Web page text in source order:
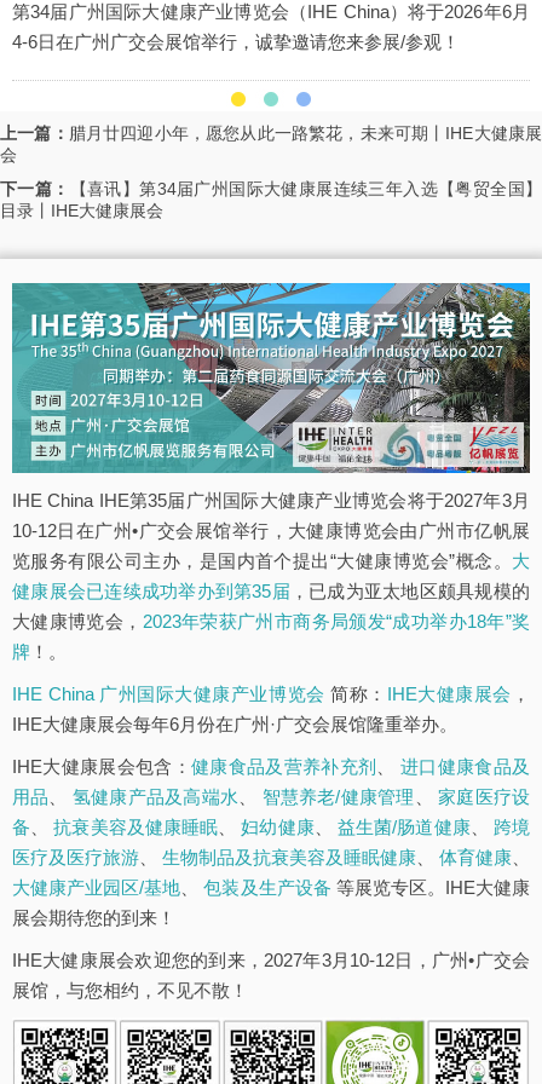
第34届广州国际大健康产业博览会（IHE China）将于2026年6月
4-6日在广州广交会展馆举行，诚挚邀请您来参展/参观！
上一篇： 腊月廿四迎小年，愿您从此一路繁花，未来可期丨IHE大健康展
会
下一篇：
【喜讯】第34届广州国际大健康展连续三年入选【粤贸全国】
目录丨IHE大健康展会
IHE China IHE第35届广州国际大健康产业博览会将于2027年3月
10-12日在广州•广交会展馆举行，大健康博览会由广州市亿帆展
览服务有限公司主办，是国内首个提出“大健康博览会”概念。 大
健康展会已连续成功举办到第35届 ，已成为亚太地区颇具规模的
大健康博览会， 2023年荣获广州市商务局颁发“成功举办18年”奖
牌 ！。
IHE China 广州国际大健康产业博览会 简称： IHE大健康展会 ，
IHE大健康展会每年6月份在广州·广交会展馆隆重举办。
IHE大健康展会包含： 健康食品及营养补充剂 、进口健康食品及
用品
氢健康产品及高端水 智慧养老/健康管理 、家庭医疗设
备 、抗衰美容及健康睡眠 、妇幼健康、 益生菌/肠道健康、 跨境
医疗及医疗旅游
生物制品及抗衰美容及睡眠健康 体育健康
大健康产业园区/基地 、包装及生产设备 等展览专区。IHE大健康
展会期待您的到来！
IHE大健康展会欢迎您的到来，2027年3月10-12日，广州•广交会
展馆，与您相约，不见不散！